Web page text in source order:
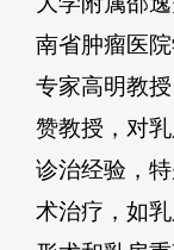
南省肿瘤医
专家高明教
赞教授，对
诊治经验，
术治疗，如